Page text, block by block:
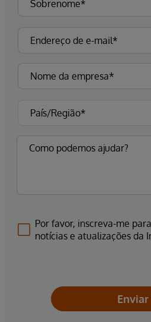
Por favor, inscreva-me
notícias e atualizações da
Enviar